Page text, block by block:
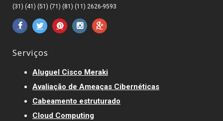
(31) (41) (51) (71) (81) (11) 2626-9593
Serviços
Aluguel Cisco Meraki
Avaliação de Ameaças Cibernéticas
Cabeamento estruturado
Cloud Computing